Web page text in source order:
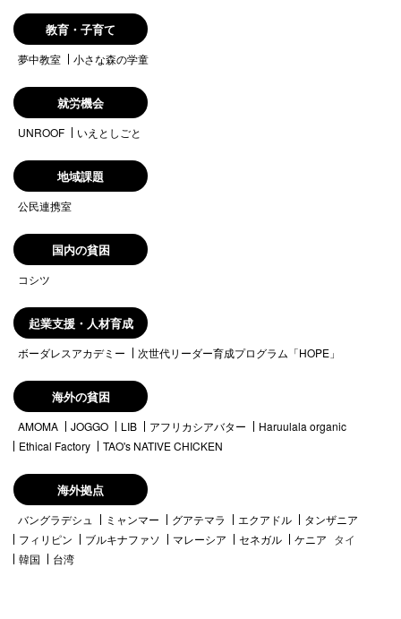
教育・子育て
夢中教室 小さな森の学童
就労機会
UNROOF いえとしごと
地域課題
公民連携室
国内の貧困
コシツ
起業支援・人材育成
ボーダレスアカデミー 次世代リーダー育成プログラム「HOPE」
海外の貧困
AMOMA JOGGO LIB アフリカシアバター
Haruulala organic
Ethical Factory
TAO's NATIVE CHICKEN
海外拠点
バングラデシュ ミャンマー グアテマラ エクアドル
タンザニア
フィリピン
ブルキナファソ マレーシア セネガル ケニア タイ
韓国
台湾